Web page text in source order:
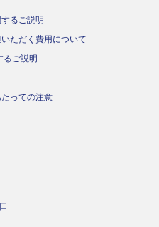
るご説明
ただく費用について
るご説明
たっての注意